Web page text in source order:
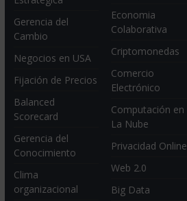
Gerencia del
Cambio
Negocios en USA
Fijación de Precios
Balanced
Scorecard
Gerencia del
Conocimiento
Clima
organizacional
Economia
Colaborativa
Criptomonedas
Comercio
Electrónico
Computación en
La Nube
Privacidad Online
Web 2.0
Big Data